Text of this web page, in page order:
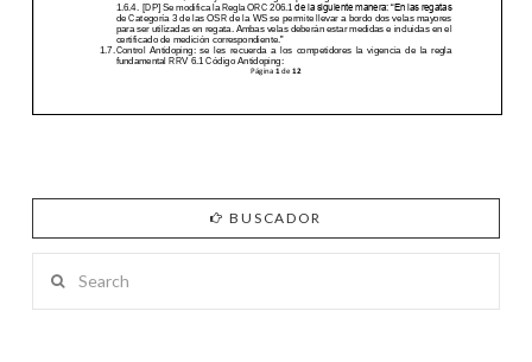
BUSCADOR